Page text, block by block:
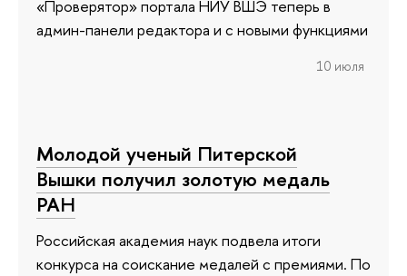
«Проверятор» портала НИУ ВШЭ теперь в
админ-панели редактора и с новыми функциями
10 июля
Молодой ученый Питерской
Вышки получил золотую медаль
РАН
Российская академия наук подвела итоги
конкурса на соискание медалей с премиями. По